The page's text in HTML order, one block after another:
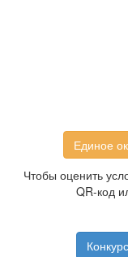
Единое
Чтобы оценить
QR-код